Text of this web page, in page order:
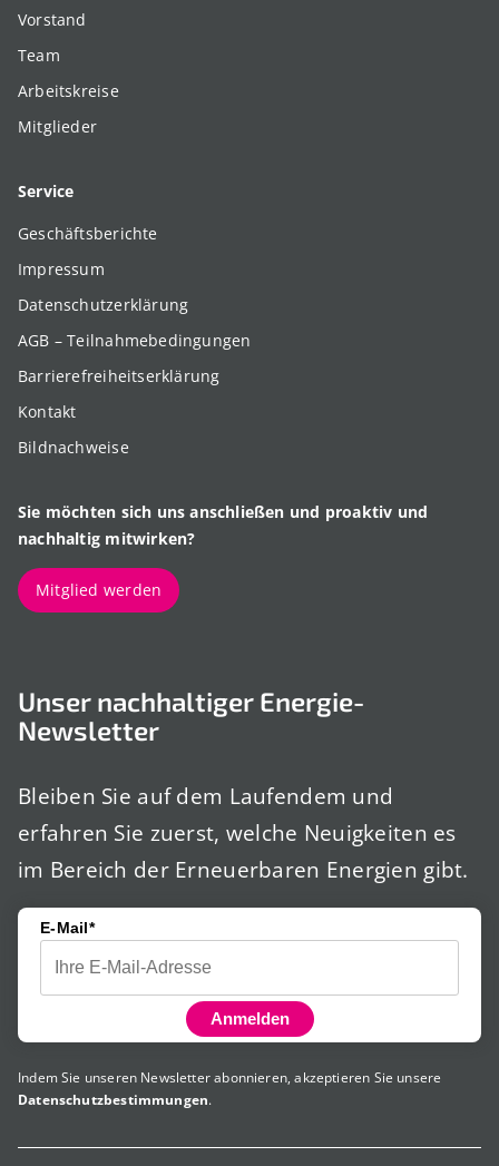
Vorstand
Team
Arbeitskreise
Mitglieder
Service
Geschäftsberichte
Impressum
Datenschutzerklärung
AGB – Teilnahmebedingungen
Barrierefreiheitserklärung
Kontakt
Bildnachweise
Sie möchten sich uns anschließen und proaktiv und
nachhaltig mitwirken?
Mitglied werden
Unser nachhaltiger Energie-
Newsletter
Bleiben Sie auf dem Laufendem und
erfahren Sie zuerst, welche Neuigkeiten es
im Bereich der Erneuerbaren Energien gibt.
E-Mail*
Anmelden
Indem Sie unseren Newsletter abonnieren, akzeptieren Sie unsere
Datenschutzbestimmungen.